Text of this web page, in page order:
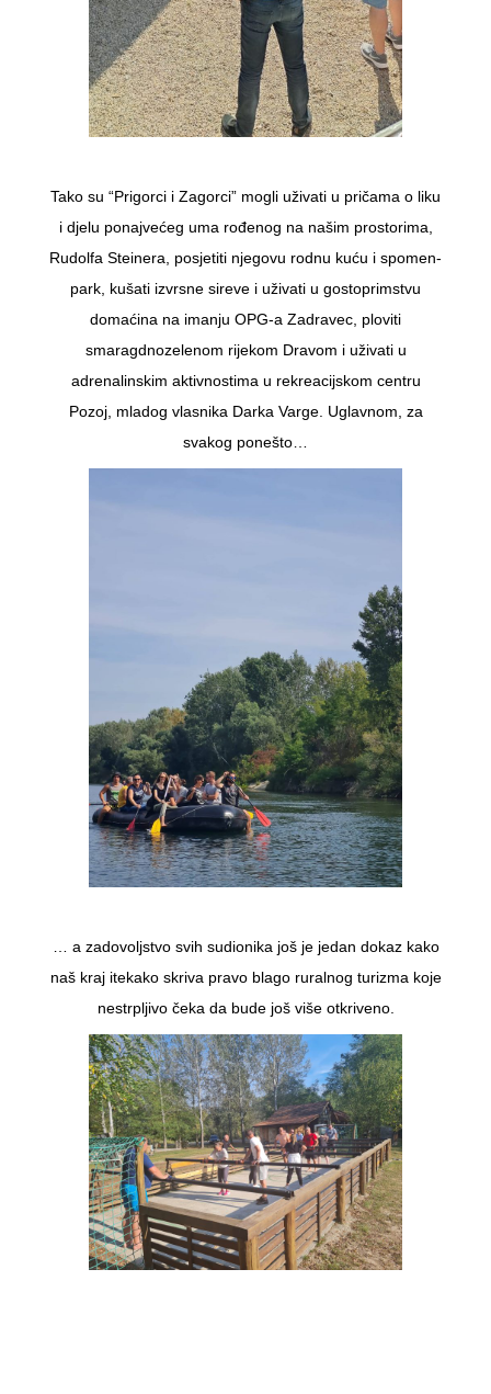
Tako su “Prigorci i Zagorci” mogli uživati u pričama o liku
i djelu ponajvećeg uma rođenog na našim prostorima,
Rudolfa Steinera, posjetiti njegovu rodnu kuću i spomen-
park, kušati izvrsne sireve i uživati u gostoprimstvu
domaćina na imanju OPG-a Zadravec, ploviti
smaragdnozelenom rijekom Dravom i uživati u
adrenalinskim aktivnostima u rekreacijskom centru
Pozoj, mladog vlasnika Darka Varge. Uglavnom, za
svakog ponešto…
… a zadovoljstvo svih sudionika još je jedan dokaz kako
naš kraj itekako skriva pravo blago ruralnog turizma koje
nestrpljivo čeka da bude još više otkriveno.